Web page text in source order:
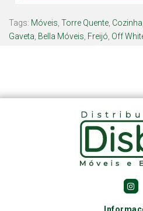
Tags: Móveis Torre Quente Cozinha
Gaveta Bella Móveis Freijó Off